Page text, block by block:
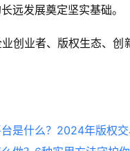
远发展奠定坚实基础。
创业者、版权生态、创
是什么？2024年版权